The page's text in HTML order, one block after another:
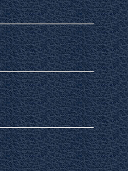
Уход за кожей лица
Лекарственные растения